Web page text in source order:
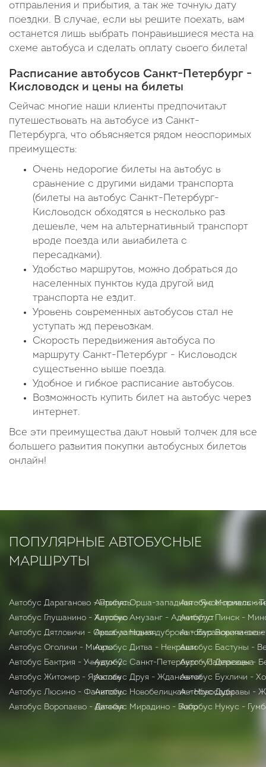
отправления и прибытия, а так же точную дату
поездки. В случае, если вы решите поехать, вам
останется лишь выбрать понравившиеся места на
схеме автобуса и сделать оплату своего билета!
Расписание автобусов Санкт-Петербург -
Кисловодск и цены на билеты
Сейчас многие наши клиенты предпочитают
путешествовать на автобусе из Санкт-
Петербурга, что объясняется рядом неоспоримых
преимуществ:
Очень недорогие билеты на автобус в
сравнение с другими видами транспорта
(билеты на автобус Санкт-Петербург-
Кисловодск обходятся в несколько раз
дешевле, чем на альтернативный транспорт
вроде поезда или авиабилета с
пересадками).
Удобство маршрутов, можно добраться до
населенных пунктов куда другой вид
транспорта не ездит.
Уровень современных автобусов стал не
уступать жд перевозкам.
Скорость передвижения автобуса по
маршруту Санкт-Петербург - Кисловодск
существенно выше поезда.
Удобное и гибкое расписание автобусов.
Возможность купить билет на автобус через
интернет.
Все эти преимущества дают новый толчек для все
большего развития покупки автобусных билетов
онлайн!
ПОПУЛЯРНЫЕ АВТОБУСНЫЕ
МАРШРУТЫ
Автобус Дараганово - Припять
Автобус Глушанино - Хлусово
Автобус Дятловичи - Орша-западная
Автобус Оголичи - Миоры
Автобус Бактрия - Учкудук-2
Автобус Житомир - Ярослав
Автобус Люсино - Фаниполь
Автобус Воропаево - Дачная
Автобус Орша-западная - Янов-полесский
Автобус Амузанг - Аджибугут
Автобус Новая дуброва - Барановичи-
Автобус Дитва - Некраши
Автобус Санкт-Петербург - Палласовка
Автобус Друя - Ждановичи
Автобус Новобелицкая - Новосады
Автобус Мирадино - Бобр
Автобус Мормаль -
Автобус Пинск -
Автобус Воропаево -
Автобус Бастуны -
Автобус Деревцы -
Автобус Бухличи -
Автобус Дубравы -
Автобус Нукус -